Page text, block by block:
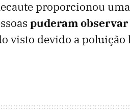
proporcionou
puderam observar
visto devido a